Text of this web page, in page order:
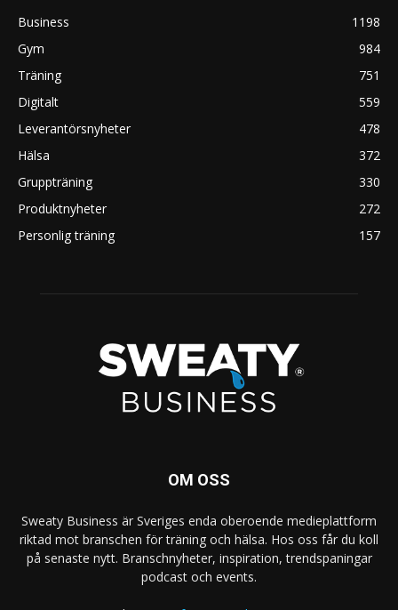
Business
1198
Gym
984
Träning
751
Digitalt
559
Leverantörsnyheter
478
Hälsa
372
Gruppträning
330
Produktnyheter
272
Personlig träning
157
OM OSS
Sweaty Business är Sveriges enda oberoende medieplattform
riktad mot branschen för träning och hälsa. Hos oss får du koll
på senaste nytt. Branschnyheter, inspiration, trendspaningar
podcast och events.